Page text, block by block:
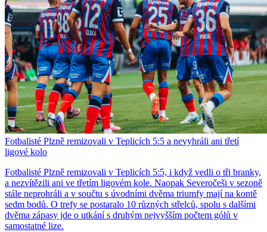
Fotbalisté Plzně remizovali v Teplicích 5:5 a nevyhráli ani třetí
ligové kolo
Fotbalisté Plzně remizovali v Teplicích 5:5, i když vedli o tři branky,
a nezvítězili ani ve třetím ligovém kole. Naopak Severočeši v sezoně
stále neprohráli a v součtu s úvodními dvěma triumfy mají na kontě
sedm bodů. O trefy se postaralo 10 různých střelců, spolu s dalšími
dvěma zápasy jde o utkání s druhým nejvyšším počtem gólů v
samostatné lize.